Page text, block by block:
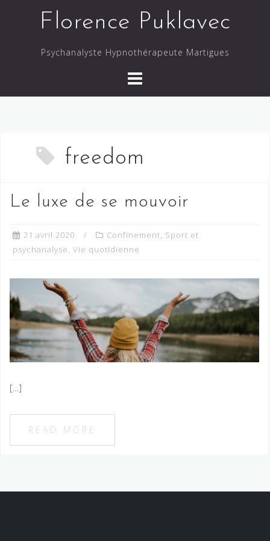
Florence Puklavec
Psychanalyste Hypnothérapeute Martigues
freedom
Le luxe de se mouvoir
21 avril 2020 Confinement, Sport et
psychanalyse, Vie quotidienne
[…]
READ MORE